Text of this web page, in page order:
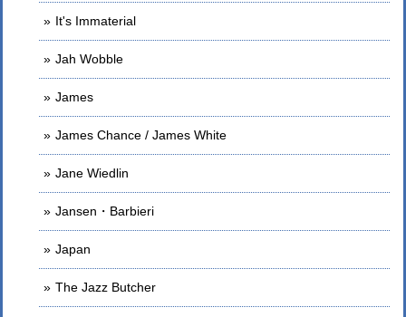
It's Immaterial
Jah Wobble
James
James Chance / James White
Jane Wiedlin
Jansen・Barbieri
Japan
The Jazz Butcher